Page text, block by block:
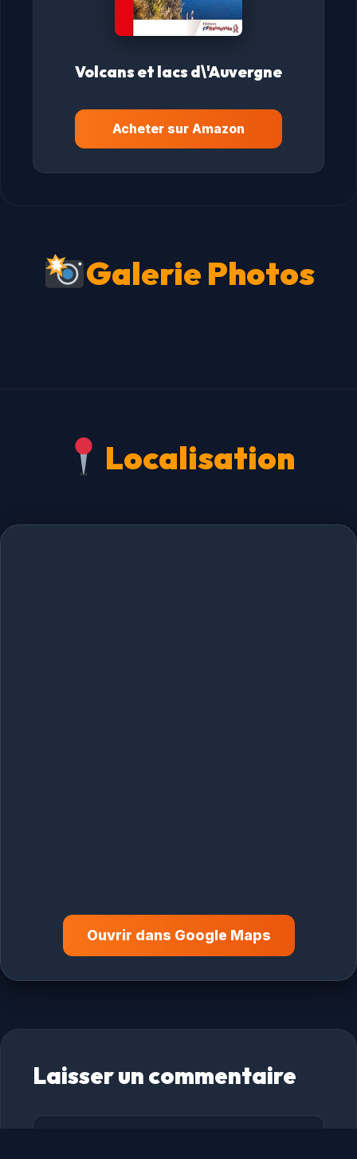
Volcans et lacs d\'Auvergne
Acheter sur Amazon
Galerie Photos
Localisation
Ouvrir dans Google Maps
Laisser un commentaire
Commentaire